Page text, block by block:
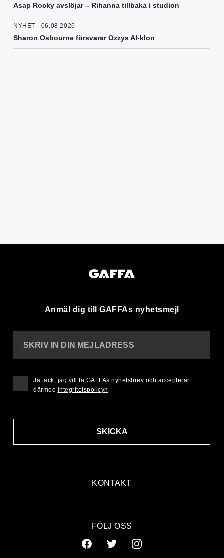
Asap Rocky avslöjar – Rihanna tillbaka i studion
NYHET - 06.08.2026
Sharon Osbourne försvarar Ozzys AI-klon
Anmäl dig till GAFFAs nyhetsmejl
KONTAKT
SKRIV IN DIN MEJLADRESS
SKICKA
Ja tack, jag vill få GAFFAs nyhetsbrev och accepterar
därmed integritetspolicyn
FÖLJ OSS